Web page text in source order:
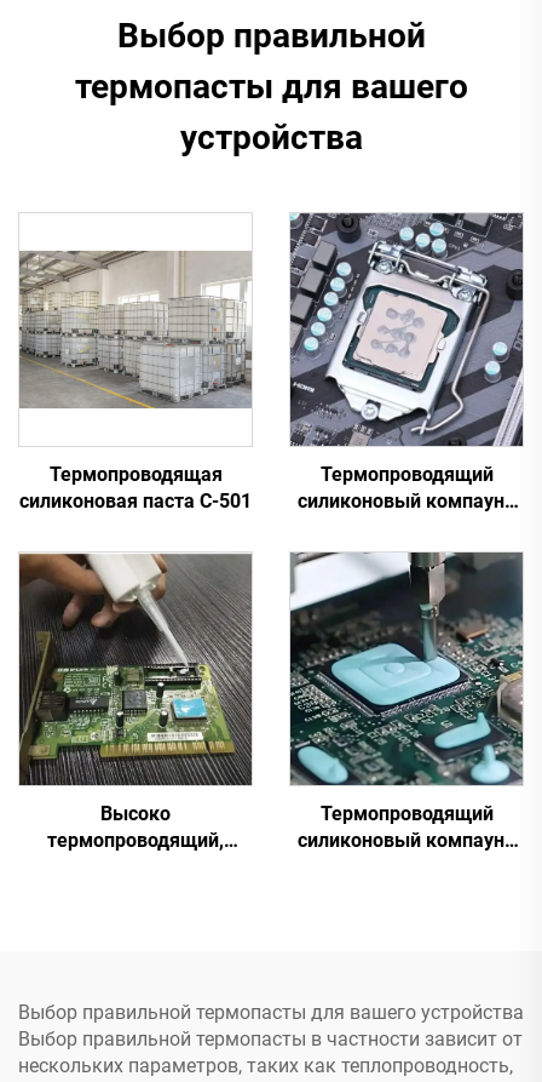
Выбор правильной
термопасты для вашего
устройства
Термопроводящая
силиконовая паста C-501
Термопроводящий
силиконовый компаунд
деталей C-628
Высоко
термопроводящий,
Термопроводящий
силиконовый компаунд
Выбор правильной термопасты для вашего устройства
Выбор правильной термопасты в частности зависит от
нескольких параметров, таких как теплопроводность,